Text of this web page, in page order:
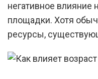
негативное влияние
площадки. Хотя
ресурсы,